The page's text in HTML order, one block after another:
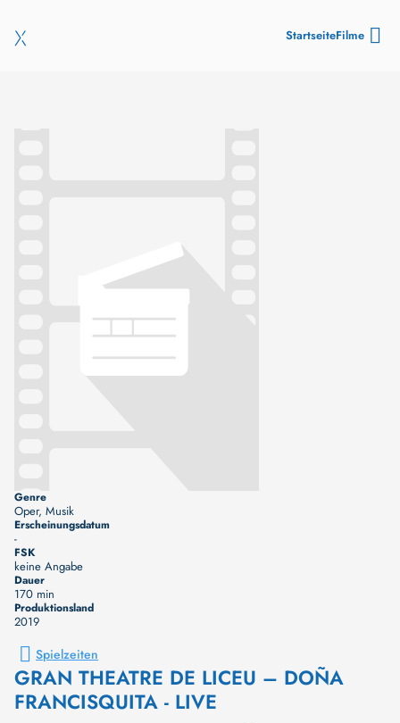
StartseiteFilme
Genre
Oper, Musik
Erscheinungsdatum
-
FSK
keine Angabe
Dauer
170 min
Produktionsland
2019
Spielzeiten
GRAN THEATRE DE LICEU – DOÑA
FRANCISQUITA - LIVE